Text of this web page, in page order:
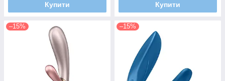
Купити Купити
–15% –15%